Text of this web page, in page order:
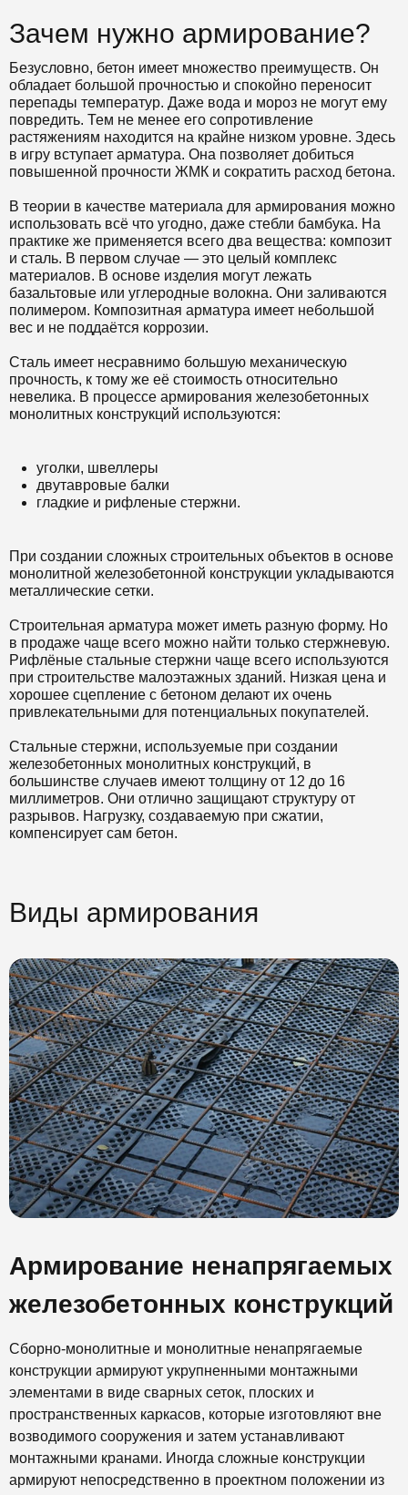
Зачем нужно армирование?
Безусловно, бетон имеет множество преимуществ. Он
обладает большой прочностью и спокойно переносит
перепады температур. Даже вода и мороз не могут ему
повредить. Тем не менее его сопротивление
растяжениям находится на крайне низком уровне. Здесь
в игру вступает арматура. Она позволяет добиться
повышенной прочности ЖМК и сократить расход бетона.
В теории в качестве материала для армирования можно
использовать всё что угодно, даже стебли бамбука. На
практике же применяется всего два вещества: композит
и сталь. В первом случае — это целый комплекс
материалов. В основе изделия могут лежать
базальтовые или углеродные волокна. Они заливаются
полимером. Композитная арматура имеет небольшой
вес и не поддаётся коррозии.
Сталь имеет несравнимо большую механическую
прочность, к тому же её стоимость относительно
невелика. В процессе армирования железобетонных
монолитных конструкций используются:
уголки, швеллеры
двутавровые балки
гладкие и рифленые стержни.
При создании сложных строительных объектов в основе
монолитной железобетонной конструкции укладываются
металлические сетки.
Строительная арматура может иметь разную форму. Но
в продаже чаще всего можно найти только стержневую.
Рифлёные стальные стержни чаще всего используются
при строительстве малоэтажных зданий. Низкая цена и
хорошее сцепление с бетоном делают их очень
привлекательными для потенциальных покупателей.
Стальные стержни, используемые при создании
железобетонных монолитных конструкций, в
большинстве случаев имеют толщину от 12 до 16
миллиметров. Они отлично защищают структуру от
разрывов. Нагрузку, создаваемую при сжатии,
компенсирует сам бетон.
Виды армирования
Армирование ненапрягаемых
железобетонных конструкций
Сборно-монолитные и монолитные ненапрягаемые
конструкции армируют укрупненными монтажными
элементами в виде сварных сеток, плоских и
пространственных каркасов, которые изготовляют вне
возводимого сооружения и затем устанавливают
монтажными кранами. Иногда сложные конструкции
армируют непосредственно в проектном положении из